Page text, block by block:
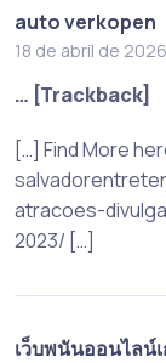
auto verkopen
18 de abril de 2026
… [Trackback]
[…] Find More
atracoes-
2023/ […]
เว็บพนันออนไลน์